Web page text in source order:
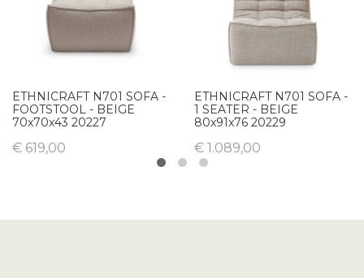
ETHNICRAFT N701 SOFA -
FOOTSTOOL - BEIGE
70x70x43 20227
€ 619,00
ETHNICRAFT N701 SOFA -
1 SEATER - BEIGE
80x91x76 20229
€ 1.089,00